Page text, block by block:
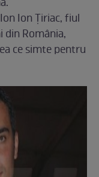
Ion Țiriac, fiul
România,
ce simte pentru